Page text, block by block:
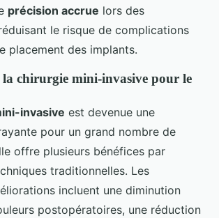
précision accrue lors des
le risque de complications
placement des implants.
la chirurgie mini-invasive pour le
invasive est devenue une
pour un grand nombre de
offre plusieurs bénéfices par
traditionnelles. Les
incluent une diminution
postopératoires, une réduction